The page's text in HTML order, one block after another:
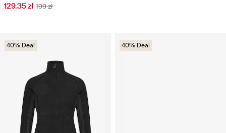
129.35 zł 199 zł
40% Deal 40% Deal